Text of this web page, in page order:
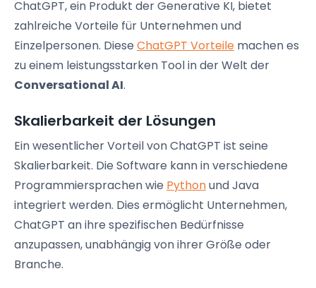
ChatGPT, ein Produkt der Generative KI, bietet
zahlreiche Vorteile für Unternehmen und
Einzelpersonen. Diese ChatGPT Vorteile machen es
zu einem leistungsstarken Tool in der Welt der
Conversational AI.
Skalierbarkeit der Lösungen
Ein wesentlicher Vorteil von ChatGPT ist seine
Skalierbarkeit. Die Software kann in verschiedene
Programmiersprachen wie Pythonund Java
integriert werden. Dies ermöglicht Unternehmen,
ChatGPT an ihre spezifischen Bedürfnisse
anzupassen, unabhängig von ihrer Größe oder
Branche.